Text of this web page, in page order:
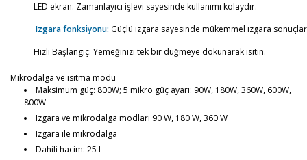
LED ekran: Zamanlayıcı işlevi sayesinde kullanımı kolaydır.
Izgara fonksiyonu: Güçlü ızgara sayesinde mükemmel ızgara
Hızlı Başlangıç: Yemeğinizi tek bir düğmeye dokunarak ısıtın.
Mikrodalga ve ısıtma modu
Maksimum güç: 800W; 5 mikro güç ayarı: 90W, 180W, 360W, 600W,
800W
Izgara ve mikrodalga modları 90 W, 180 W, 360 W
Izgara ile mikrodalga
Dahili hacim: 25 l